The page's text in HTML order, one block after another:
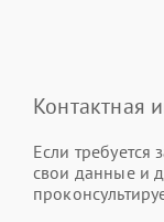
Контактная
Если требуется
свои данные и